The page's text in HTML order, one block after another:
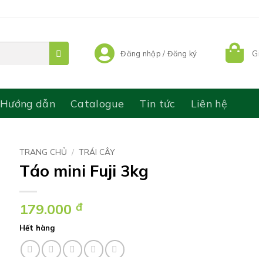
Đăng nhập / Đăng ký
Hướng dẫn Catalogue Tin tức Liên hệ
TRANG CHỦ / TRÁI CÂY
Táo mini Fuji 3kg
179.000 đ
Hết hàng